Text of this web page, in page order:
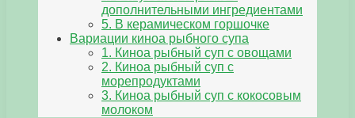
дополнительными ингредиентами
5. В керамическом горшочке
Вариации киноа рыбного супа
1. Киноа рыбный суп с овощами
2. Киноа рыбный суп с
морепродуктами
3. Киноа рыбный суп с кокосовым
молоком